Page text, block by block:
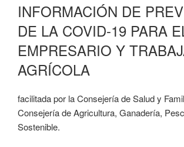
INFORMACIÓN DE
DE LA COVID-19 PARA
EMPRESARIO Y
AGRÍCOLA
facilitada por la Consejería de Salud y
Consejería de Agricultura, Ganadería,
Sostenible.